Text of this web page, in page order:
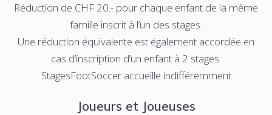
Réduction de CHF 20.- pour chaque enfant de la même
famille inscrit à l’un des stages.
Une réduction équivalente est également accordée en
cas d’inscription d’un enfant à 2 stages.
StagesFootSoccer accueille indifféremment
Joueurs et Joueuses